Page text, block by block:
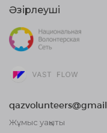
Әзірлеуші
Жұмыс уақыты